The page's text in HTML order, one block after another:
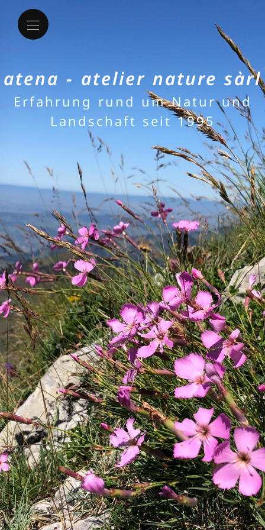
atena - atelier nature sàrl
Erfahrung rund um Natur und
Landschaft seit 1995